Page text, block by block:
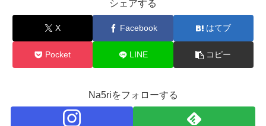
シェアする
X Facebook はてブ
Pocket LINE コピー
Na5riをフォローする